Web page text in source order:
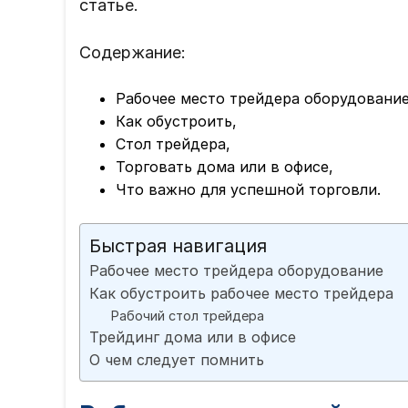
статье.
Содержание:
Рабочее место трейдера
Как обустроить,
Стол трейдера,
Торговать дома или в офисе,
Что важно для успешной торговли.
Быстрая навигация
Рабочее место трейдера оборудование
Как обустроить рабочее место трейдера
Рабочий стол трейдера
Трейдинг дома или в офисе
О чем следует помнить